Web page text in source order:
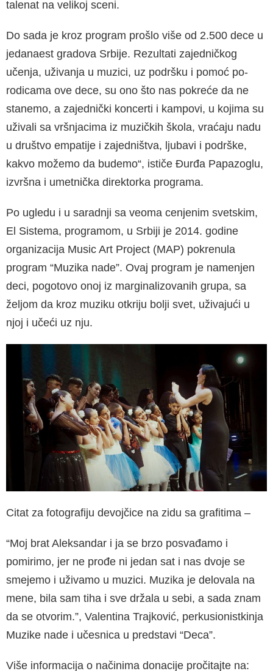
talenat na velikoj sceni.
Do sada je kroz program prošlo više od 2.500 dece u
jedanaest gradova Srbije. Rezultati zajedničkog
učenja, uživanja u muzici, uz podršku i pomoć po­
rodicama ove dece, su ono što nas pokreće da ne
stanemo, a zajednički koncerti i kampovi, u kojima su
uživali sa vršnjacima iz muzičkih škola, vraća­ju nadu
u društvo empatije i zajedništva, ljubavi i podrške,
kakvo možemo da budemo“, ističe Đurđa Papazoglu,
izvršna i umetnička direktorka pro­grama.
Po ugledu i u saradnji sa veoma cenjenim svetskim,
El Sistema, programom, u Srbiji je 2014. godine
organizacija Music Art Project (MAP) pokrenula
program “Muzika nade”. Ovaj program je namen­jen
deci, pogotovo onoj iz marginalizovanih grupa, sa
željom da kroz muziku otkriju bolji svet, uživa­jući u
njoj i učeći uz nju.
Citat za fotografiju devojčice na zidu sa grafitima –
“Moj brat Aleksandar i ja se brzo posvađamo i
pomirimo, jer ne prođe ni jedan sat i nas dvoje se
smejemo i uživamo u muzici. Muzika je delovala na
mene, bila sam tiha i sve držala u sebi, a sada znam
da se otvorim.”, Valentina Trajković, perku­sionistkinja
Muzike nade i učesnica u predstavi “Deca”.
Više informacija o načinima donacije pročitajte na: